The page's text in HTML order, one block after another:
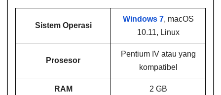
Sistem Operasi
Windows 7, macOS
10.11, Linux
Prosesor
Pentium IV atau yang
kompatibel
RAM 2 GB